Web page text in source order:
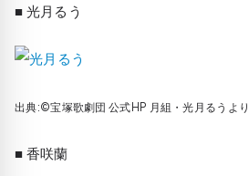
■ 光月るう
出典:©宝塚歌劇団 公式HP 月組・光月るうより
■ 香咲蘭